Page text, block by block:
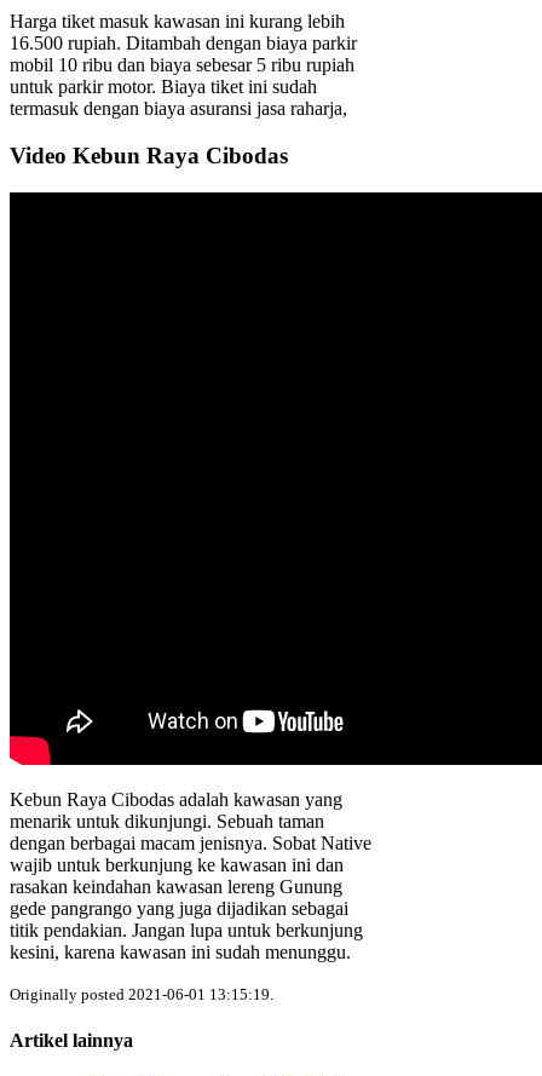
Harga tiket masuk kawasan ini kurang lebih
16.500 rupiah. Ditambah dengan biaya parkir
mobil 10 ribu dan biaya sebesar 5 ribu rupiah
untuk parkir motor. Biaya tiket ini sudah
termasuk dengan biaya asuransi jasa raharja,
Video Kebun Raya Cibodas
Kebun Raya Cibodas adalah kawasan yang
menarik untuk dikunjungi. Sebuah taman
dengan berbagai macam jenisnya. Sobat Native
wajib untuk berkunjung ke kawasan ini dan
rasakan keindahan kawasan lereng Gunung
gede pangrango yang juga dijadikan sebagai
titik pendakian. Jangan lupa untuk berkunjung
kesini, karena kawasan ini sudah menunggu.
Originally posted 2021-06-01 13:15:19.
Artikel lainnya